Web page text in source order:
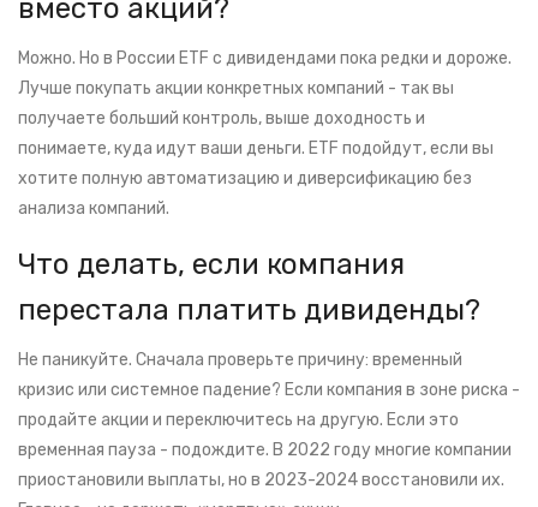
вместо акций?
Можно. Но в России ETF с дивидендами пока редки и дороже.
Лучше покупать акции конкретных компаний - так вы
получаете больший контроль, выше доходность и
понимаете, куда идут ваши деньги. ETF подойдут, если вы
хотите полную автоматизацию и диверсификацию без
анализа компаний.
Что делать, если компания
перестала платить дивиденды?
Не паникуйте. Сначала проверьте причину: временный
кризис или системное падение? Если компания в зоне риска -
продайте акции и переключитесь на другую. Если это
временная пауза - подождите. В 2022 году многие компании
приостановили выплаты, но в 2023-2024 восстановили их.